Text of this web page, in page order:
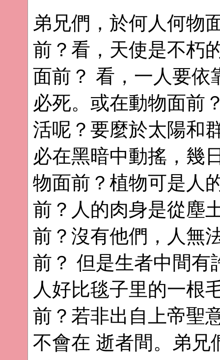
弟兄們，於何人何物
前？看，天使是不朽
面前？ 看，一人要依
必死。或在動物面前
活呢？要麼於太陽和
必在黑暗中動搖，幾
物面前？植物可是人
前？人的肉身是從塵
前？沒有他們，人無
前？ 但是生者中間有
人好比毯子里的一根
前？若非出自上帝聖
不會在 逝者間。弟兄